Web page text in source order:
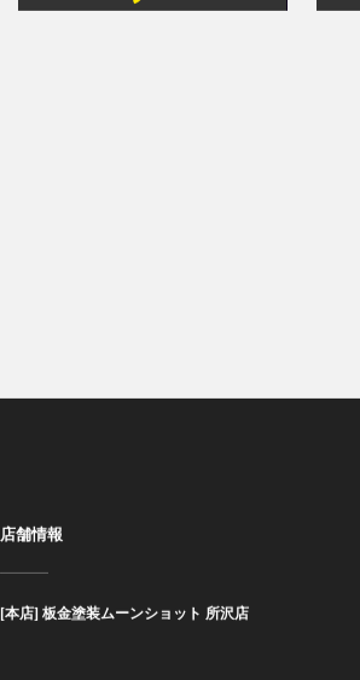
店舗情報
[本店] 板金塗装ムーンショット 所沢店